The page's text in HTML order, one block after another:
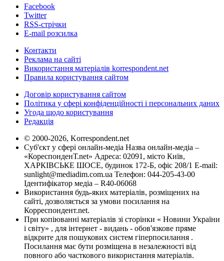
Facebook
Twitter
RSS-стрічки
E-mail розсилка
Контакти
Реклама на сайті
Використання матеріалів korrespondent.net
Правила користування сайтом
Договір користування сайтом
Політика у сфері конфіденційності і персональних даних
Угода щодо користування
Редакція
© 2000-2026, Korrespondent.net
Суб'єкт у сфері онлайн-медіа Назва онлайн-медіа –
«КореспонденТ.net» Адреса: 02091, місто Київ,
ХАРКІВСЬКЕ ШОСЕ, будинок 172-Б, офіс 208/1 E-mail:
sunlight@mediadim.com.ua Телефон: 044-205-43-00
Ідентифікатор медіа – R40-06068
Використання будь-яких матеріалів, розміщених на
сайті, дозволяється за умови посилання на
Корреспондент.net.
При копіюванні матеріалів зі сторінки « Новини України
і світу» , для інтернет - видань - обов'язкове пряме
відкрите для пошукових систем гіперпосилання .
Посилання має бути розміщена в незалежності від
повного або часткового використання матеріалів.